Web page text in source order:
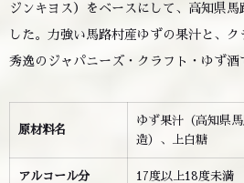
ジンキヨス）をベースにして、高知県
した。力強い馬路村産ゆずの果汁と、
秀逸のジャパニーズ・クラフト・ゆず酒
原材料名
ゆず果汁（高知県
造）、上白糖
アルコール分 17度以上18度未満